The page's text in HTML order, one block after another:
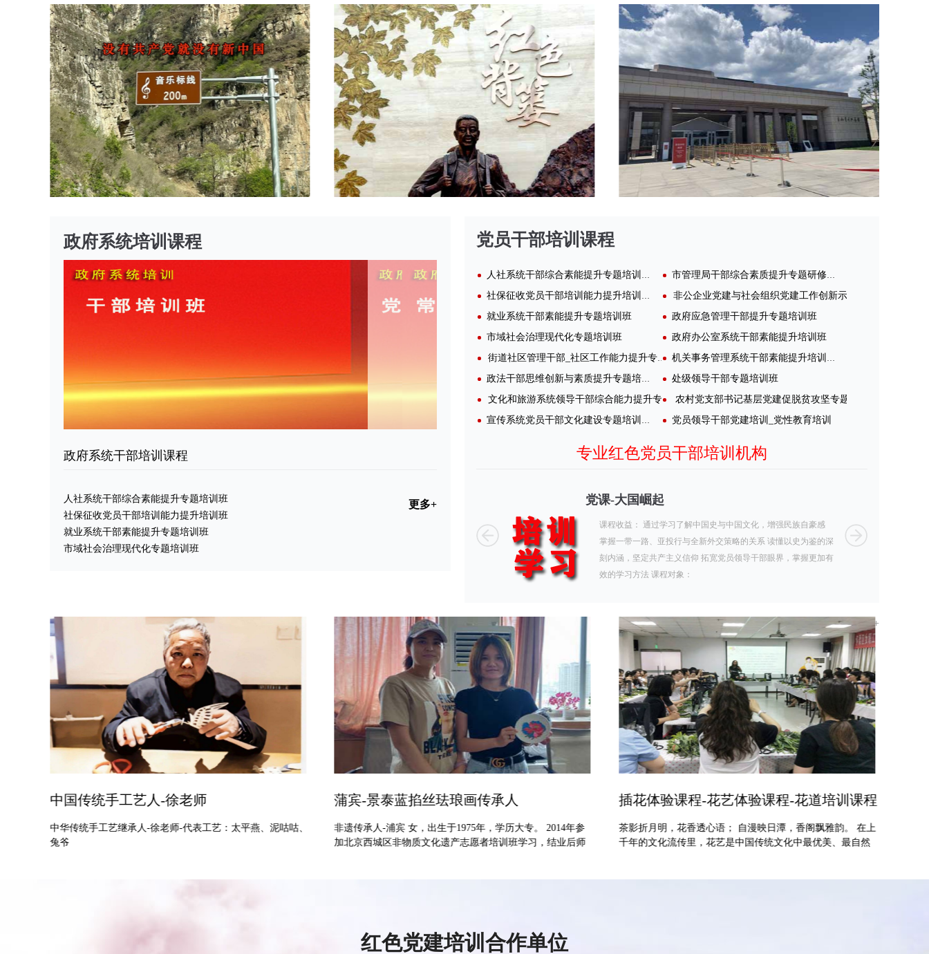
政府系统培训课程
政府系统干部培训课程
更多+
人社系统干部综合素能提升专题培训班
社保征收党员干部培训能力提升培训班
就业系统干部素能提升专题培训班
市域社会治理现代化专题培训班
党员干部培训课程
人社系统干部综合素能提升专题培训班
社保征收党员干部培训能力提升培训班
就业系统干部素能提升专题培训班
市域社会治理现代化专题培训班
街道社区管理干部_社区工作能力提升专题培训班
政法干部思维创新与素质提升专题培训班
文化和旅游系统领导干部综合能力提升专题培训班
宣传系统党员干部文化建设专题培训班
市管理局干部综合素质提升专题研修班
政府应急管理干部提升专题培训班
政府办公室系统干部素能提升培训班
机关事务管理系统干部素能提升培训班
处级领导干部专题培训班
党员领导干部党建培训_党性教育培训
中国宏观经济形势展望
折 十九大与中国宏观经济形势展望 课时：1天
本课程 作为企业管理人员，在十九大召开之后时
旗帜鲜明 政治第一学习中共中央关于加强党的政治建设的意见
课时：0.5天 为什么需要学习本课程 作为中国共产党员，在学习
点击下载党建资料
党课-大国崛起
课程收益： 通过学习了解中国史与中国文化，增强民族自豪感
掌握一带一路、亚投行与全新外交策略的关系 读懂以史为鉴的深
刻内涵，坚定共产主义信仰 拓宽党员领导干部眼界，掌握更加有
效的学习方法 课程对象：
点击下载党建资料 更多+
蒲宾-景泰蓝掐丝珐琅画传承人
非遗传承人-浦宾 女，出生于1975年，学历大专。 2014年参
加北京西城区非物质文化遗产志愿者培训班学习，结业后师
插花体验课程-花艺体验课程-花道培训课程
茶影折月明，花香透心语； 自漫映日潭，香阁飘雅韵。 在上
千年的文化流传里，花艺是中国传统文化中最优美、最自然
“救在此刻-紧急救护”企业公共安全培训课程
有人说了，公共安全一般都是群体事件，个人的力量简直是
杯水车薪，无济于事。
红色党建培训合作单位